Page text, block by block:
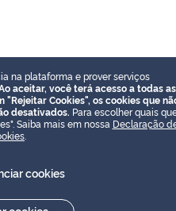
na plataforma e prover serviços
aceitar, você terá acesso a todas as
Cookies", os cookies que
desativados. Para escolher quais
Saiba mais em nossa Declaração
cookies